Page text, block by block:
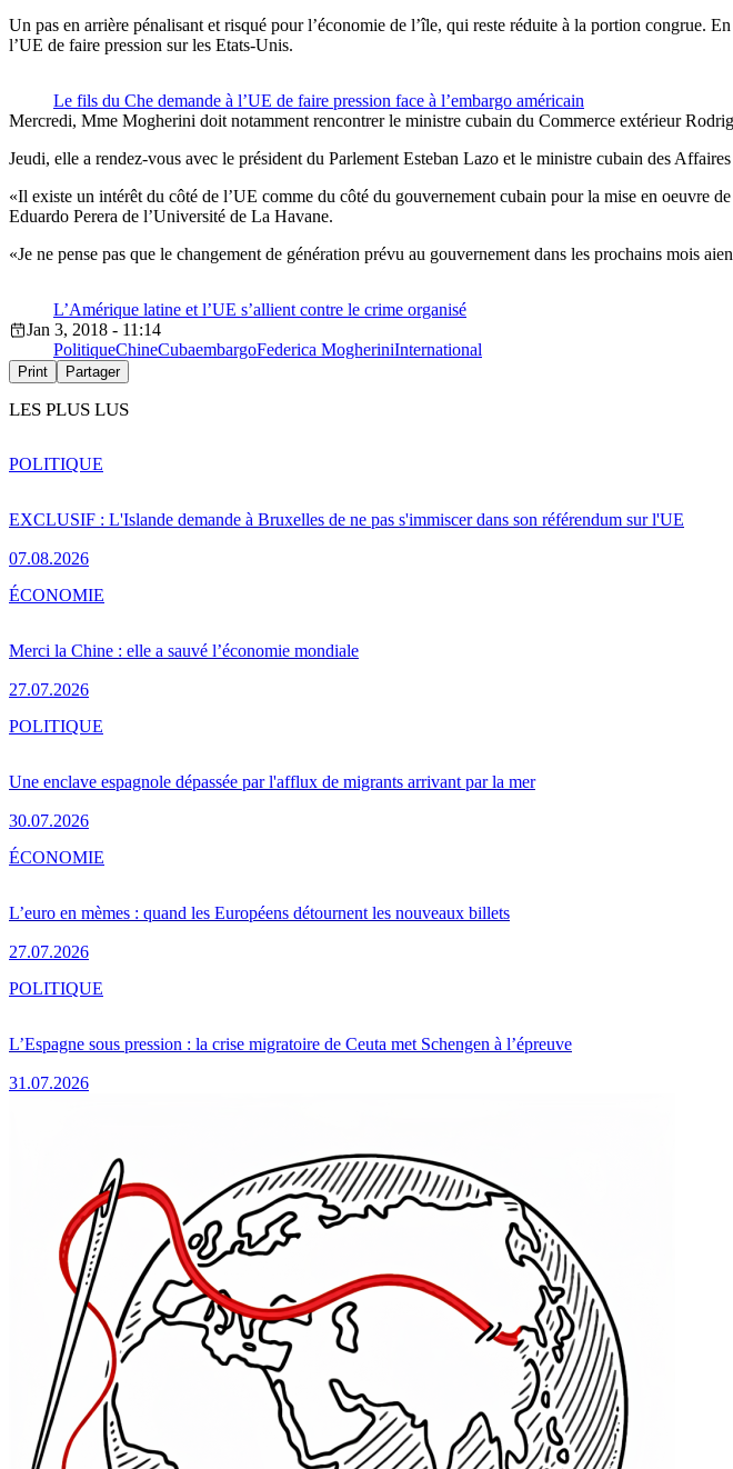
Un pas en arrière pénalisant et risqué pour l’économie de l’île, qui reste réduite à la portion congrue.
l’UE de faire pression sur les Etats-Unis.
Le fils du Che demande à l’UE de faire pression face à l’embargo américain
Mercredi, Mme Mogherini doit notamment rencontrer le ministre cubain du Commerce extérieur
Jeudi, elle a rendez-vous avec le président du Parlement Esteban Lazo et le ministre cubain des
«Il existe un intérêt du côté de l’UE comme du côté du gouvernement cubain pour la mise en oeuvre
Eduardo Perera de l’Université de La Havane.
«Je ne pense pas que le changement de génération prévu au gouvernement dans les prochains mois
L’Amérique latine et l’UE s’allient contre le crime organisé
Jan 3, 2018 - 11:14
PolitiqueChineCubaembargoFederica MogheriniInternational
Print Partager
LES PLUS LUS
EXCLUSIF : L'Islande demande à Bruxelles de ne pas s'immiscer dans son référendum sur l'UE
07.08.2026
POLITIQUE
Merci la Chine : elle a sauvé l’économie mondiale
27.07.2026
ÉCONOMIE
Une enclave espagnole dépassée par l'afflux de migrants arrivant par la mer
30.07.2026
POLITIQUE
L’euro en mèmes : quand les Européens détournent les nouveaux billets
27.07.2026
ÉCONOMIE
L’Espagne sous pression : la crise migratoire de Ceuta met Schengen à l’épreuve
31.07.2026
POLITIQUE